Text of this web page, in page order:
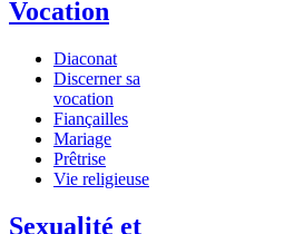
Vocation
Diaconat
Discerner sa
vocation
Fiançailles
Mariage
Prêtrise
Vie religieuse
Sexualité et